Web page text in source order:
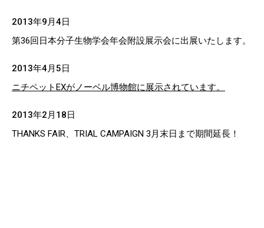
2013年9月4日
第36回日本分子生物学会年会附設展示会に出展いたします。
2013年4月5日
ニチペットEXがノーベル博物館に展示されています。
2013年2月18日
THANKS FAIR、TRIAL CAMPAIGN 3月末日まで期間延長！